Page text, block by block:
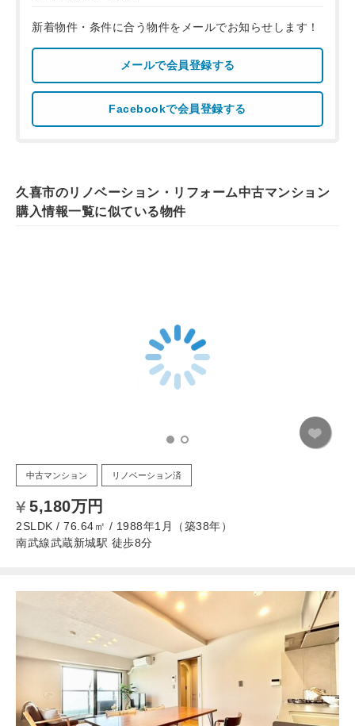
新着物件・条件に合う物件をメールでお知らせします！
メールで会員登録する
Facebookで会員登録する
久喜市のリノベーション・リフォーム中古マンション
購入情報一覧に似ている物件
中古マンション リノベーション済
5,180万円
2SLDK / 76.64㎡ / 1988年1月（築38年）
南武線武蔵新城駅 徒歩8分